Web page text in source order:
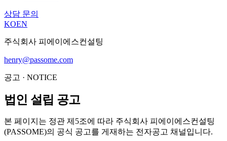
상담 문의
KOEN
주식회사 피에이에스컨설팅
henry@passome.com
공고 · NOTICE
법인 설립 공고
본 페이지는 정관 제5조에 따라 주식회사 피에이에스컨설팅
(PASSOME)의 공식 공고를 게재하는 전자공고 채널입니다.